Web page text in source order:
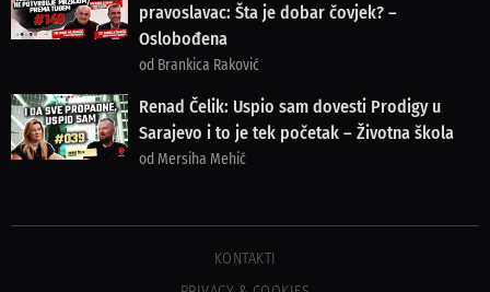
pravoslavac: Šta je dobar čovjek? –
Oslobođena
od Brankica Raković
Renad Čelik: Uspio sam dovesti Prodigy u
Sarajevo i to je tek početak – Životna škola
od Mersiha Mehić
KONTAKTI